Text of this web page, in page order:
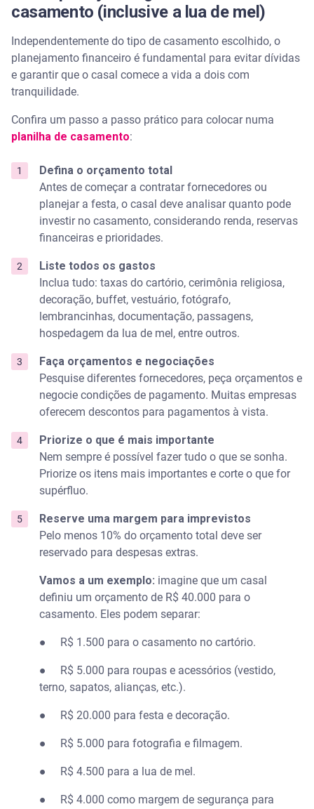
casamento (inclusive a lua de mel)
Independentemente do tipo de casamento escolhido, o
planejamento financeiro é fundamental para evitar dívidas
e garantir que o casal comece a vida a dois com
tranquilidade.
Confira um passo a passo prático para colocar numa
planilha de casamento:
Defina o orçamento total
Antes de começar a contratar fornecedores ou
planejar a festa, o casal deve analisar quanto pode
investir no casamento, considerando renda, reservas
financeiras e prioridades.
Liste todos os gastos
Inclua tudo: taxas do cartório, cerimônia religiosa,
decoração, buffet, vestuário, fotógrafo,
lembrancinhas, documentação, passagens,
hospedagem da lua de mel, entre outros.
Faça orçamentos e negociações
Pesquise diferentes fornecedores, peça orçamentos e
negocie condições de pagamento. Muitas empresas
oferecem descontos para pagamentos à vista.
Priorize o que é mais importante
Nem sempre é possível fazer tudo o que se sonha.
Priorize os itens mais importantes e corte o que for
supérfluo.
Reserve uma margem para imprevistos
Pelo menos 10% do orçamento total deve ser
reservado para despesas extras.
Vamos a um exemplo: imagine que um casal
definiu um orçamento de R$ 40.000 para o
casamento. Eles podem separar:
● R$ 1.500 para o casamento no cartório.
● R$ 5.000 para roupas e acessórios (vestido,
terno, sapatos, alianças, etc.).
● R$ 20.000 para festa e decoração.
● R$ 5.000 para fotografia e filmagem.
● R$ 4.500 para a lua de mel.
● R$ 4.000 como margem de segurança para